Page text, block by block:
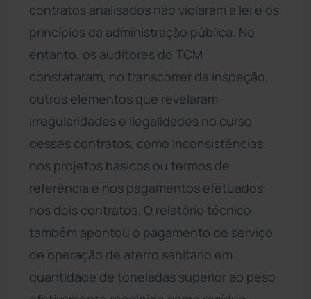
contratos analisados não violaram a lei e os
princípios da administração pública. No
entanto, os auditores do TCM
constataram, no transcorrer da inspeção,
outros elementos que revelaram
irregularidades e ilegalidades no curso
desses contratos, como inconsistências
nos projetos básicos ou termos de
referência e nos pagamentos efetuados
nos dois contratos. O relatório técnico
também apontou o pagamento de serviço
de operação de aterro sanitário em
quantidade de toneladas superior ao peso